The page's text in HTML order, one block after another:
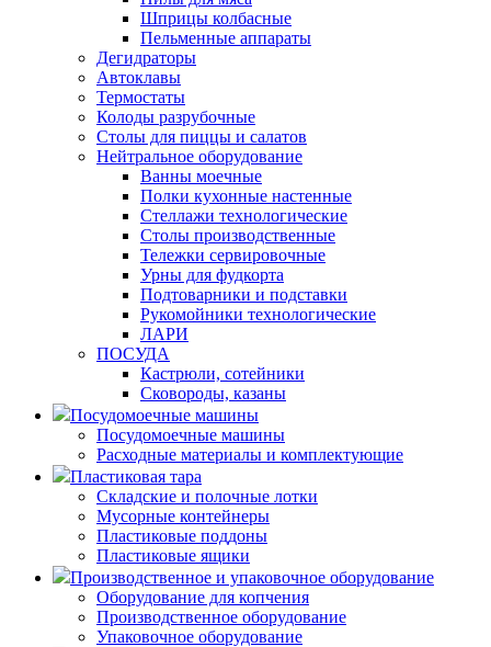
Шприцы колбасные
Пельменные аппараты
Дегидраторы
Автоклавы
Термостаты
Колоды разрубочные
Столы для пиццы и салатов
Нейтральное оборудование
Ванны моечные
Полки кухонные настенные
Стеллажи технологические
Столы производственные
Тележки сервировочные
Урны для фудкорта
Подтоварники и подставки
Рукомойники технологические
ЛАРИ
ПОСУДА
Кастрюли, сотейники
Сковороды, казаны
Посудомоечные машины
Посудомоечные машины
Расходные материалы и комплектующие
Пластиковая тара
Складские и полочные лотки
Мусорные контейнеры
Пластиковые поддоны
Пластиковые ящики
Производственное и упаковочное оборудование
Оборудование для копчения
Производственное оборудование
Упаковочное оборудование